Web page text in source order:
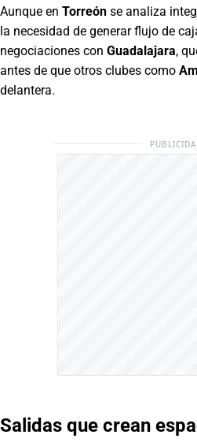
Aunque en Torreón se analiza
la necesidad de generar flujo de
negociaciones con Guadalajara,
antes de que otros clubes como
delantera.
Salidas que crean